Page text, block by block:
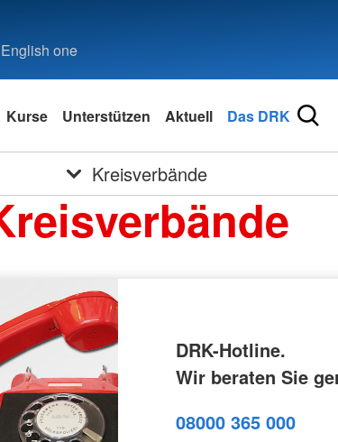
one
Kurse Unterstützen Aktuell Das DRK
Kreisverbände
DRK-Hotline.
Wir beraten Sie
08000 365 000